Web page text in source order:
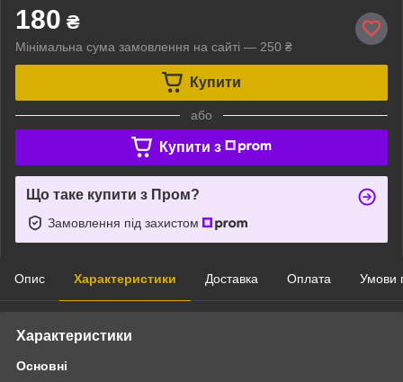
180 ₴
Мінімальна сума замовлення на сайті — 250 ₴
Купити
або
Купити з
Що таке купити з Пром?
Замовлення під захистом
Опис Характеристики Доставка Оплата Умови
Характеристики
Основні